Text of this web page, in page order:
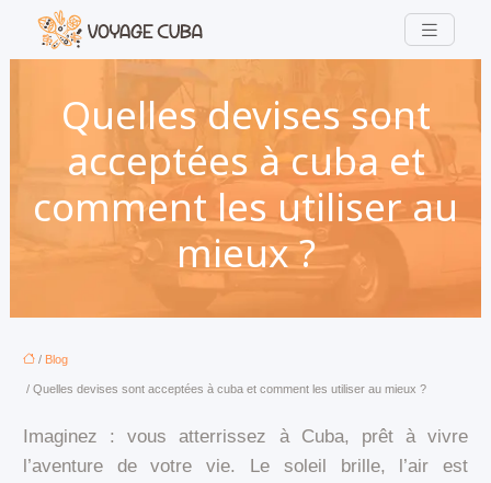
Quelles devises sont
acceptées à cuba et
comment les utiliser au
mieux ?
/ Blog
/ Quelles devises sont acceptées à cuba et comment les utiliser au mieux ?
Imaginez : vous atterrissez à Cuba, prêt à vivre
l’aventure de votre vie. Le soleil brille, l’air est